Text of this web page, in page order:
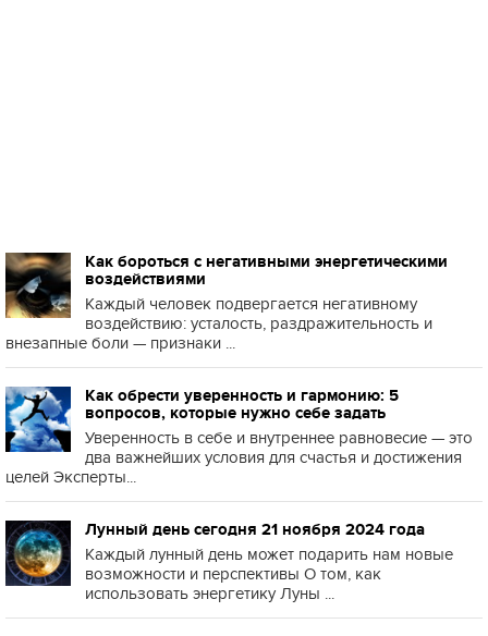
Как бороться с негативными энергетическими
воздействиями
Каждый человек подвергается негативному
воздействию: усталость, раздражительность и
внезапные боли — признаки ...
Как обрести уверенность и гармонию: 5
вопросов, которые нужно себе задать
Уверенность в себе и внутреннее равновесие — это
два важнейших условия для счастья и достижения
целей Эксперты...
Лунный день сегодня 21 ноября 2024 года
Каждый лунный день может подарить нам новые
возможности и перспективы О том, как
использовать энергетику Луны ...